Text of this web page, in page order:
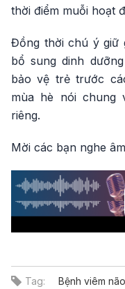
thời điểm muỗi hoạt
Đồng thời chú ý giữ
bổ sung dinh
bảo vệ trẻ trước
mùa hè nói chung
riêng.
Mời các bạn nghe
Tag: Bệnh viêm não